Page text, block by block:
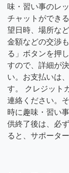
味・習い事のレ
チャットができ
望日時、場所な
金額などの交渉
る」ボタンを押
すので、詳細が
い。お支払いは
す。 クレジット
連絡ください。
時に趣味・習い
供終了後は、必
ると、サポータ